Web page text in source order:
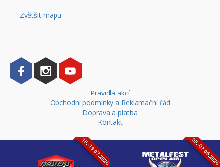
Zvětšit mapu
Pravidla akcí
Obchodní podmínky a Reklamační řád
Doprava a platba
Kontakt
16.-19.07.2026 05.-